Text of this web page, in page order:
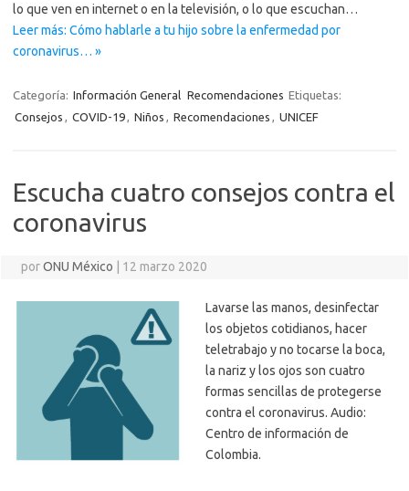
lo que ven en internet o en la televisión, o lo que escuchan…
Leer más: Cómo hablarle a tu hijo sobre la enfermedad por
coronavirus… »
Categoría: Información General Recomendaciones Etiquetas:
Consejos , COVID-19, Niños , Recomendaciones , UNICEF
Escucha cuatro consejos contra el
coronavirus
porONU México 12 marzo 2020
Lavarse las manos, desinfectar
los objetos cotidianos, hacer
teletrabajo y no tocarse la boca,
la nariz y los ojos son cuatro
formas sencillas de protegerse
contra el coronavirus. Audio:
Centro de información de
Colombia.